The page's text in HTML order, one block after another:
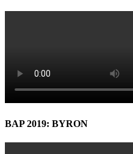
BAP 2019: BYRON